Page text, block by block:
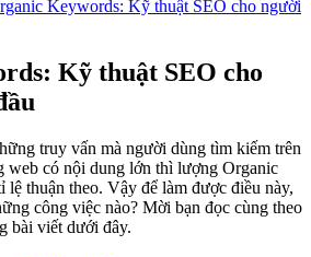
Keywords: Kỹ thuật SEO cho người
Kỹ thuật SEO cho
truy vấn mà người dùng tìm kiếm trên
web có nội dung lớn thì lượng Organic
lệ thuận theo. Vậy để làm được điều này,
công việc nào? Mời bạn đọc cùng theo
bài viết dưới đây.